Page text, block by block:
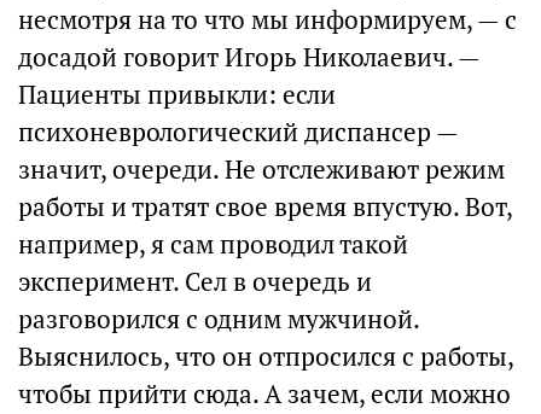
несмотря на то что мы информируем, — с
досадой говорит Игорь Николаевич. —
Пациенты привыкли: если
психоневрологический диспансер —
значит, очереди. Не отслеживают режим
работы и тратят свое время впустую. Вот,
например, я сам проводил такой
эксперимент. Сел в очередь и
разговорился с одним мужчиной.
Выяснилось, что он отпросился с работы,
чтобы прийти сюда. А зачем, если можно